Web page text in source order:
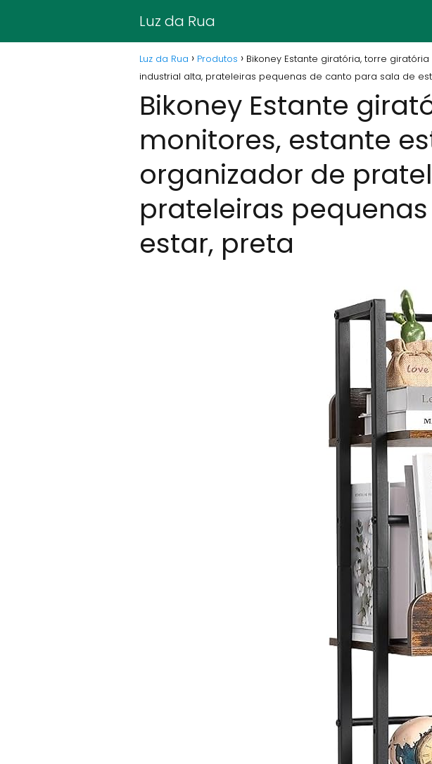
Luz da Rua
Luz da Rua Produtos
Bikoney Estante giratória, torre
industrial alta, prateleiras pequenas de canto para sala de
Bikoney Estante
monitores, estante
organizador de
prateleiras
estar, preta